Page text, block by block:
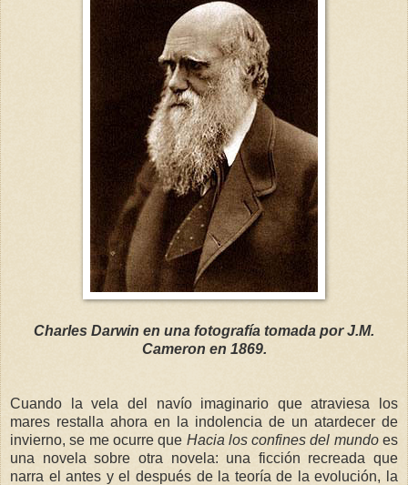
Charles Darwin en una fotografía tomada por J.M.
Cameron en 1869.
Cuando la vela del navío imaginario que atraviesa los
mares restalla ahora en la indolencia de un atardecer de
invierno, se me ocurre que Hacia los confines del mundoes
una novela sobre otra novela: una ficción recreada que
narra el antes y el después de la teoría de la evolución, la